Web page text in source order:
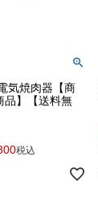
気焼肉器【商
品】【送料無
税込